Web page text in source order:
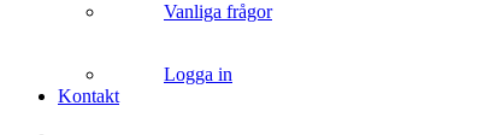
Vanliga frågor
Logga in
Kontakt